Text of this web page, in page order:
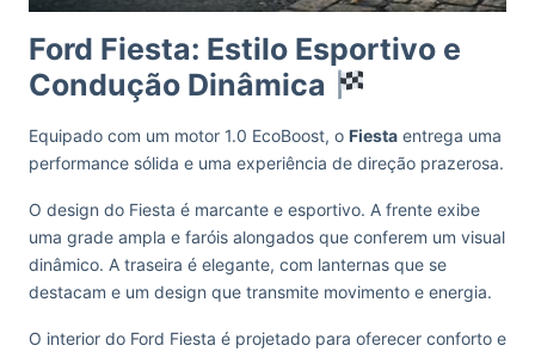
Ford Fiesta: Estilo Esportivo e
Condução Dinâmica
Equipado com um motor 1.0 EcoBoost, o Fiesta entrega uma
performance sólida e uma experiência de direção prazerosa.
O design do Fiesta é marcante e esportivo. A frente exibe
uma grade ampla e faróis alongados que conferem um visual
dinâmico. A traseira é elegante, com lanternas que se
destacam e um design que transmite movimento e energia.
O interior do Ford Fiesta é projetado para oferecer conforto e